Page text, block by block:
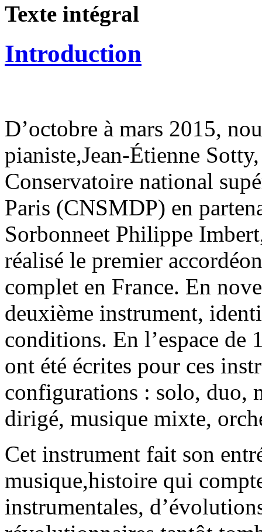
Texte intégral
Introduction
D’octobre à mars 2015,
pianiste,Jean-Étienne
Conservatoire national
Paris (CNSMDP) en
Sorbonneet Philippe
réalisé le premier
complet en France. En
deuxième instrument,
conditions. En l’espace
ont été écrites pour ces
configurations : solo, duo,
dirigé, musique mixte,
Cet instrument fait son
musique,histoire qui
instrumentales,